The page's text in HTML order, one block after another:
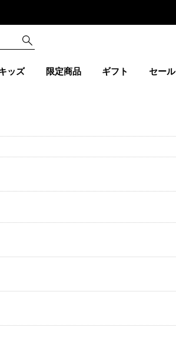
ッズ 限定商品 ギフト セール